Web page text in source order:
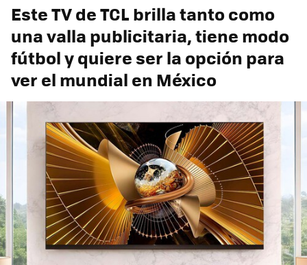
Este TV de TCL brilla tanto como
una valla publicitaria, tiene modo
fútbol y quiere ser la opción para
ver el mundial en México